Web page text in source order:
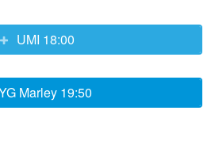
UMI 18:00
Marley 19:50